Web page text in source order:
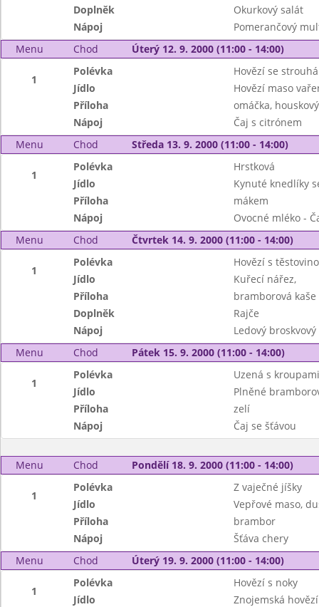
Doplněk
Okurkový salát
Nápoj
Pomerančový
Menu
Chod Úterý 12. 9. 2000 (11:00 - 14:00)
1
Polévka
Hovězí se
Jídlo
Hovězí maso
Příloha
omáčka,
Nápoj
Čaj s citrónem
Menu
Chod Středa 13. 9. 2000 (11:00 - 14:00)
1
Polévka
Hrstková
Jídlo
Kynuté knedlíky
Příloha
mákem
Nápoj
Ovocné mléko -
Menu
Chod Čtvrtek 14. 9. 2000 (11:00 - 14:00)
1
Polévka
Hovězí s
Jídlo
Kuřecí nářez,
Příloha
bramborová kaše
Doplněk
Rajče
Nápoj
Ledový broskvový
Menu
Chod Pátek 15. 9. 2000 (11:00 - 14:00)
1
Polévka
Uzená s kroupami
Jídlo
Plněné
Příloha
zelí
Nápoj
Čaj se šťávou
Menu Chod Pondělí 18. 9. 2000 (11:00 - 14:00)
1
Polévka
Z vaječné jíšky
Jídlo
Vepřové maso,
Příloha
brambor
Nápoj
Šťáva chery
Menu
Chod Úterý 19. 9. 2000 (11:00 - 14:00)
1
Polévka
Hovězí s noky
Jídlo
Znojemská